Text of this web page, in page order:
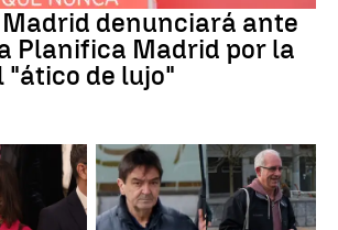
Madrid denunciará ante
Planifica Madrid por la
"ático de lujo"